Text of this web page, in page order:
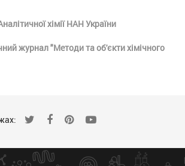
хімії НАН України
журнал "Методи та об'єкти хімічного